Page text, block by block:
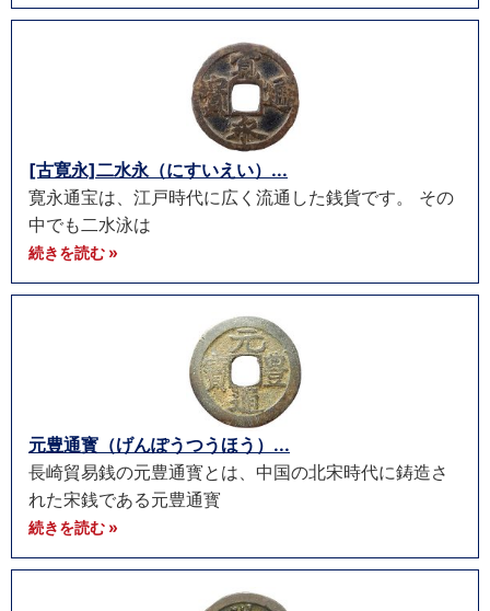
[古寛永]二水永（にすいえい）...
寛永通宝は、江戸時代に広く流通した銭貨です。 その
中でも二水泳は
続きを読む »
元豊通寳（げんぽうつうほう）...
長崎貿易銭の元豊通寳とは、中国の北宋時代に鋳造さ
れた宋銭である元豊通寳
続きを読む »